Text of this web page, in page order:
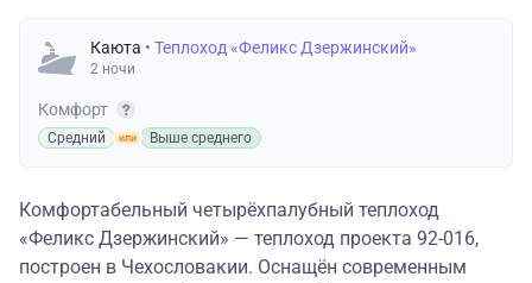
Каюта • Теплоход «Феликс Дзержинский»
2 ночи
Комфорт
Средний Выше среднего
Комфортабельный четырёхпалубный теплоход
«Феликс Дзержинский» — теплоход проекта 92-016,
построен в Чехословакии. Оснащён современным